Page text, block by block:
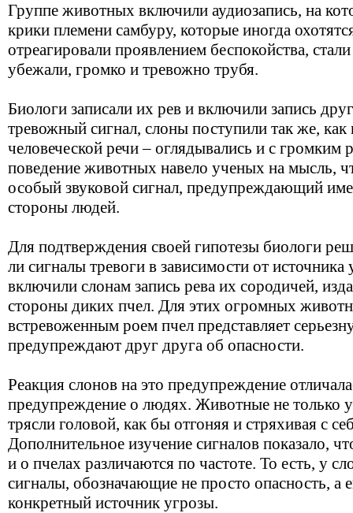
Группе животных включили аудиозапись, на
крики племени самбуру, которые иногда
отреагировали проявлением беспокойства,
убежали, громко и тревожно трубя.
Биологи записали их рев и включили запись
тревожный сигнал, слоны поступили так же, как
человеческой речи – оглядывались и с громким
поведение животных навело ученых на мысль,
особый звуковой сигнал, предупреждающий
стороны людей.
Для подтверждения своей гипотезы биологи
ли сигналы тревоги в зависимости от
включили слонам запись рева их сородичей,
стороны диких пчел. Для этих огромных
встревоженным роем пчел представляет
предупреждают друг друга об опасности.
Реакция слонов на это предупреждение
предупреждение о людях. Животные не только
трясли головой, как бы отгоняя и стряхивая с
Дополнительное изучение сигналов показало,
и о пчелах различаются по частоте. То есть, у
сигналы, обозначающие не просто опасность,
конкретный источник угрозы.